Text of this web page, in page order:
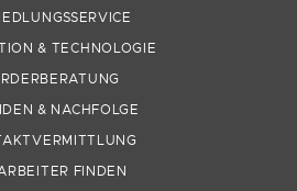
& TECHNOLOGIE
& NACHFOLGE
FINDEN